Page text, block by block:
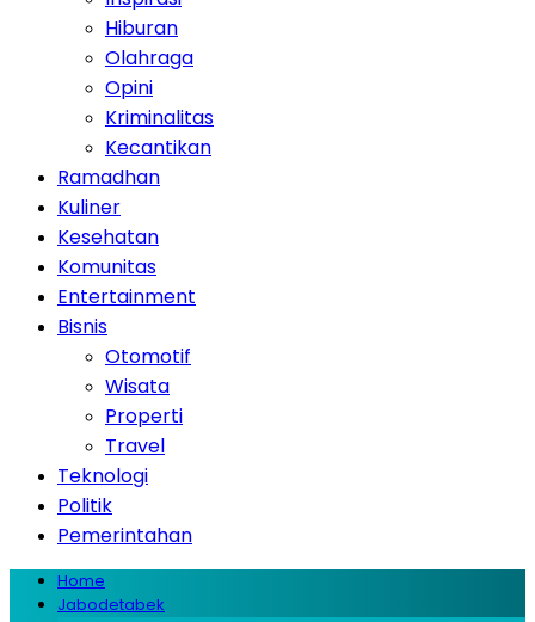
Hiburan
Olahraga
Opini
Kriminalitas
Kecantikan
Ramadhan
Kuliner
Kesehatan
Komunitas
Entertainment
Bisnis
Otomotif
Wisata
Properti
Travel
Teknologi
Politik
Pemerintahan
Home
Jabodetabek